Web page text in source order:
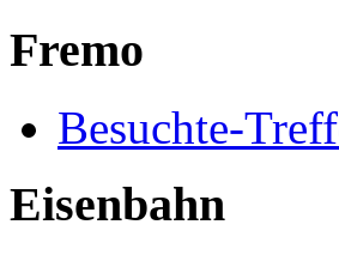
Fremo
Besuchte-
Eisenbahn